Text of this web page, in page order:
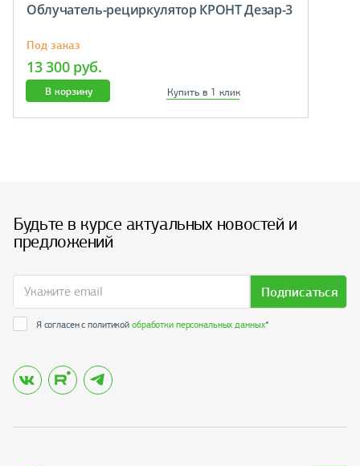
Облучатель-рециркулятор КРОНТ Дезар-3
Под заказ
13 300 руб.
В корзину Купить в 1 клик
Будьте в курсе актуальных новостей и
предложений
Подписаться
Я согласен с политикойобработки персональных данных*